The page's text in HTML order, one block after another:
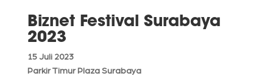
Biznet Festival Surabaya
2023
15 Juli 2023
Parkir Timur Plaza Surabaya